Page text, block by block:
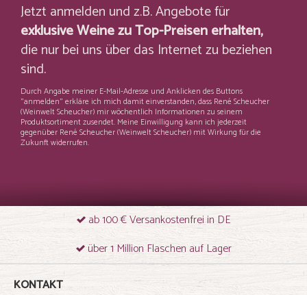
Jetzt anmelden und z.B. Angebote für
exklusive Weine zu Top-Preisen erhalten,
die nur bei uns über das Internet zu beziehen
sind.
Durch Angabe meiner E-Mail-Adresse und Anklicken des Buttons
"anmelden" erkläre ich mich damit einverstanden, dass René Scheucher
(Weinwelt Scheucher) mir wöchentlich Informationen zu seinem
Produktsortiment zusendet. Meine Einwilligung kann ich jederzeit
gegenüber René Scheucher (Weinwelt Scheucher) mit Wirkung für die
Zukunft widerrufen.
ab 100 € Versankostenfrei in DE
über 1 Million Flaschen auf Lager
KONTAKT